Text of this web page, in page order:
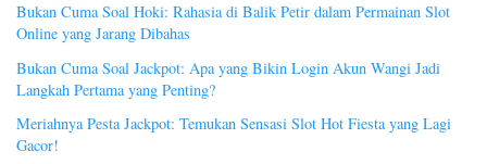
Bukan Cuma Soal Hoki: Rahasia di Balik Petir dalam Permainan Slot
Online yang Jarang Dibahas
Bukan Cuma Soal Jackpot: Apa yang Bikin Login Akun Wangi Jadi
Langkah Pertama yang Penting?
Meriahnya Pesta Jackpot: Temukan Sensasi Slot Hot Fiesta yang Lagi
Gacor!